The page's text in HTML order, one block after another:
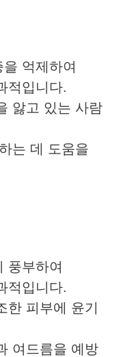
억제하여
적입니다.
앓고 있는 사람
는 데 도움을
풍부하여
적입니다.
한 피부에 윤기
여드름을 예방